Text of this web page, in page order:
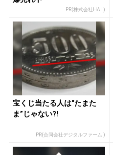
PR(株式会社HAL)
宝くじ当たる人は“たまた
ま”じゃない?!
PR(合同会社デジタルファーム )